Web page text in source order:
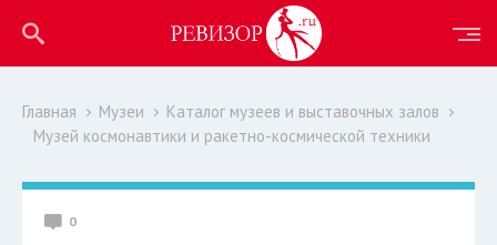
Главная Музеи
Каталог музеев и выставочных залов
Музей космонавтики и ракетно-космической техники
0